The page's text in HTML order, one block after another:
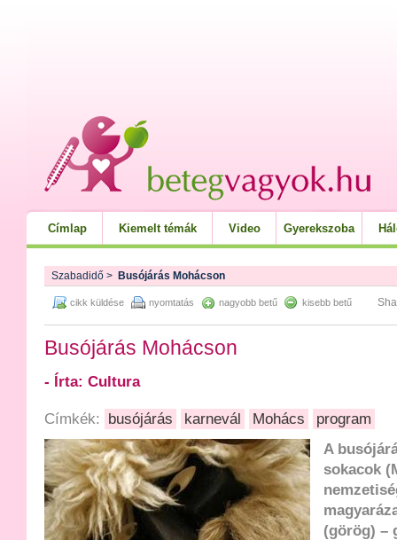
Címlap Kiemelt témák Video Gyerekszoba
Szabadidő > Busójárás Mohácson
cikk küldése nyomtatás nagyobb betű kisebb betű
Busójárás Mohácson
- Írta: Cultura
Címkék: busójárás karnevál Mohács
program
A
sokacok
(görög) –